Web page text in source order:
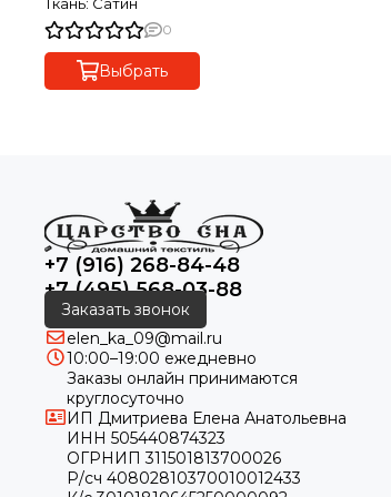
0
Выбрать
+7 (916) 268-84-48
+7 (495) 568-03-88
Заказать звонок
elen_ka_09@mail.ru
10:00–19:00 ежедневно
Заказы онлайн принимаются
круглосуточно
ИП Дмитриева Елена Анатольевна
ИНН 505440874323
ОГРНИП 311501813700026
Р/сч 40802810370010012433